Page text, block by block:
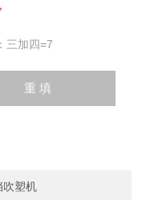
三加四=7
吹塑机